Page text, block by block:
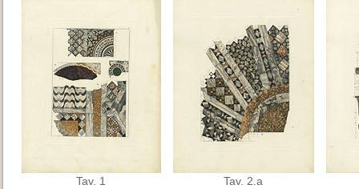
Tav. 1 Tav. 2.a